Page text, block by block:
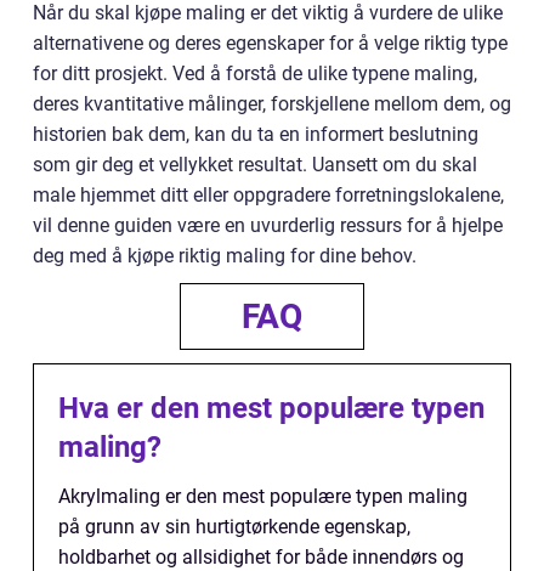
Når du skal kjøpe maling er det viktig å vurdere de ulike
alternativene og deres egenskaper for å velge riktig type
for ditt prosjekt. Ved å forstå de ulike typene maling,
deres kvantitative målinger, forskjellene mellom dem, og
historien bak dem, kan du ta en informert beslutning
som gir deg et vellykket resultat. Uansett om du skal
male hjemmet ditt eller oppgradere forretningslokalene,
vil denne guiden være en uvurderlig ressurs for å hjelpe
deg med å kjøpe riktig maling for dine behov.
FAQ
Hva er den mest populære typen
maling?
Akrylmaling er den mest populære typen maling
på grunn av sin hurtigtørkende egenskap,
holdbarhet og allsidighet for både innendørs og